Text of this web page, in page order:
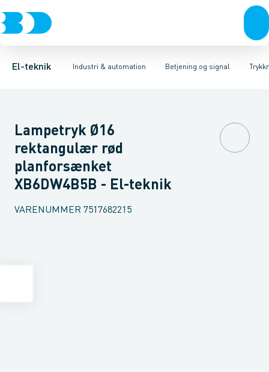
El-teknik Industri & automation
Afbrydere, stikkontakter & lampeudtagForgreningsmateriel
Betjening og signal
Industristiksystemer Frekvensomformere og softstartere
TrykknaphovedLystårn element, optiskTilslutningsmodul
Lampetryk Ø16
rektangulær rød
planforsænket
XB6DW4B5B - El-teknik
VARENUMMER 7517682215